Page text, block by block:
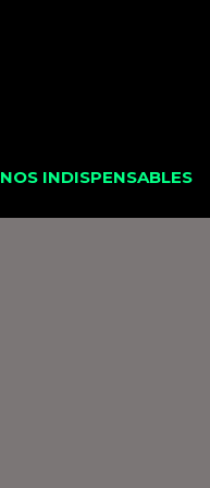
NOS INDISPENSABLES